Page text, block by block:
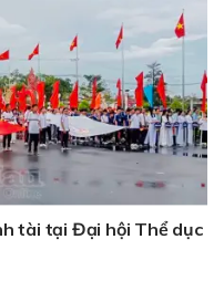
tài tại Đại hội Thể dục